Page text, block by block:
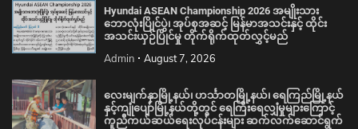
Hyundai ASEAN Championship 2026 အမျိုးသား
ဘောလုံးပြိုင်ပွဲ၊ အုပ်စုအဆင့် မြန်မာအသင်းနှင့် ထိုင်း
အသင်းယှဉ်ပြိုင်မှု တိုက်ရိုက်ထုတ်လွှင့်မည်
Admin August 7, 2026
လေးမျက်နှာမြို့နယ်၊ ဟင်္သာတမြို့နယ်၊ ရေကြည်မြို့နယ်
နှင့်ကျုံပျော်မြို့နယ်တို့တွင် ရေကြီးရေလျှံမှုများကြောင့်
ကူညီကယ်ဆယ်ရေးလုပ်ငန်းများ ဆက်လက်ဆောင်ရွက်